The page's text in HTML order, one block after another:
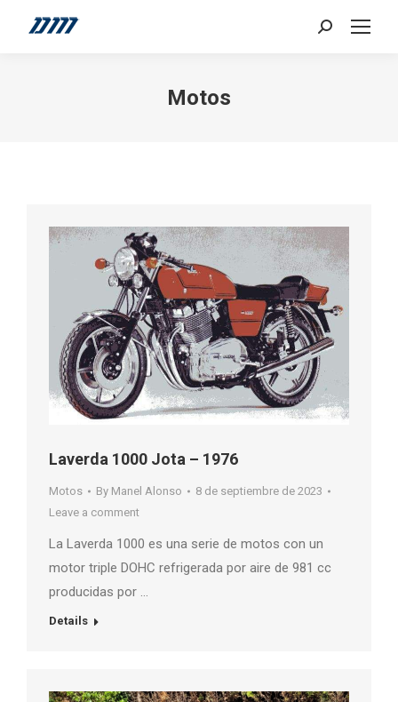
Search:
Motos
Laverda 1000 Jota – 1976
Motos By Manel Alonso
8 de septiembre de 2023
Leave a comment
La Laverda 1000 es una serie de motos con un
motor triple DOHC refrigerada por aire de 981 cc
producidas por …
Details